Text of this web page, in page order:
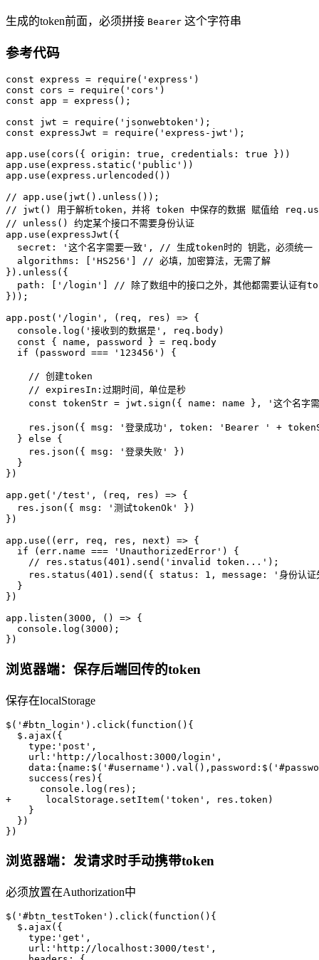
生成的token前面，必须拼接 Bearer 这个字符串
参考代码
const express = require('express')
const cors = require('cors')
const app = express();
const jwt = require('jsonwebtoken');
const expressJwt = require('express-jwt');
app.use(cors({ origin: true, credentials: true }))
app.use(express.static('public'))
app.use(express.urlencoded())
// app.use(jwt().unless());
// jwt() 用于解析token，并将 token 中保存的数据 赋值给
// unless() 约定某个接口不需要身份认证
app.use(expressJwt({
  secret: '这个名字需要一致', // 生成token时的 钥匙，必须统一
  algorithms: ['HS256'] // 必填，加密算法，无需了解
}).unless({
path: ['/login'] // 除了数组中的接口之外，其他都需要认证有
}));
app.post('/login', (req, res) => {
  console.log('接收到的数据是', req.body)
  const { name, password } = req.body
  if (password === '123456') {
    // 创建token
    // expiresIn:过期时间，单位是秒
const tokenStr = jwt.sign({ name: name }, '这个名字
res.json({ msg: '登录成功', token: 'Bearer ' +
  } else {
    res.json({ msg: '登录失败' })
  }
})
app.get('/test', (req, res) => {
  res.json({ msg: '测试tokenOk' })
})
app.use((err, req, res, next) => {
  if (err.name === 'UnauthorizedError') {
    // res.status(401).send('invalid token...');
res.status(401).send({ status: 1, message: '身份认证
  }
})
app.listen(3000, () => {
  console.log(3000);
})
浏览器端：保存后端回传的token
保存在localStorage
$('#btn_login').click(function(){
  $.ajax({
    type:'post',
    url:'http://localhost:3000/login',
    success(res){
      console.log(res);
+      localStorage.setItem('token', res.token)
    }
  })
})
浏览器端：发请求时手动携带token
必须放置在Authorization中
$('#btn_testToken').click(function(){
  $.ajax({
    type:'get',
    url:'http://localhost:3000/test',